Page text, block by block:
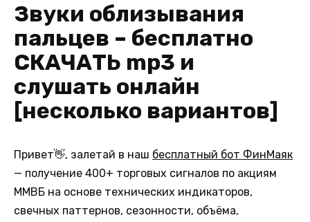
Звуки облизывания
пальцев – бесплатно
СКАЧАТЬ mp3 и
слушать онлайн
[несколько вариантов]
Привет👋, залетай в наш бесплатный бот ФинМаяк
— получение 400+ торговых сигналов по акциям
ММВБ на основе технических индикаторов,
свечных паттернов, сезонности, объёма,